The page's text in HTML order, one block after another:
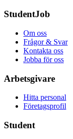
StudentJob
Om oss
Frågor & Svar
Kontakta oss
Jobba för oss
Arbetsgivare
Hitta personal
Företagsprofil
Student